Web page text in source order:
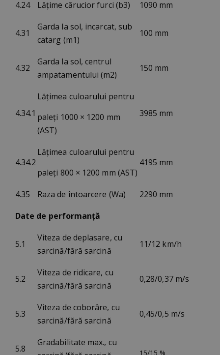
4.24
Lățime cărucior furci (b3) 1090 mm
4.31
Garda la sol, incarcat, sub
catarg (m1)
100 mm
4.32
Garda la sol, centrul
ampatamentului (m2)
150 mm
4.34.1
Lățimea culoarului pentru
paleți 1000 × 1200 mm
(AST)
3985 mm
4.34.2
Lățimea culoarului pentru
paleți 800 × 1200 mm (AST)
4195 mm
4.35 Raza de întoarcere (Wa)
2290 mm
Date de performanță
5.1
Viteza de deplasare, cu
sarcină/fără sarcină
11/12 km/h
5.2
Viteza de ridicare, cu
sarcină/fără sarcină
0,28/0,37 m/s
5.3
Viteza de coborâre, cu
sarcină/fără sarcină
0,45/0,5 m/s
5.8
Gradabilitate max., cu
15/15 %